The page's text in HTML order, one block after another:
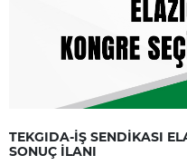
TEKGIDA-İŞ SENDİKASI
SONUÇ İLANI